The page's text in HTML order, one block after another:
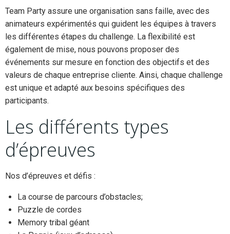
Team Party assure une organisation sans faille, avec des
animateurs expérimentés qui guident les équipes à travers
les différentes étapes du challenge. La flexibilité est
également de mise, nous pouvons proposer des
événements sur mesure en fonction des objectifs et des
valeurs de chaque entreprise cliente. Ainsi, chaque challenge
est unique et adapté aux besoins spécifiques des
participants.
Les différents types
d’épreuves
Nos d’épreuves et défis :
La course de parcours d’obstacles;
Puzzle de cordes
Memory tribal géant